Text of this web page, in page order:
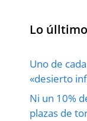
Lo úlltimo
Uno de
«desierto
Ni un 10%
plazas de